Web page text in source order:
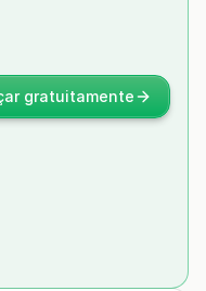
gratuitamente